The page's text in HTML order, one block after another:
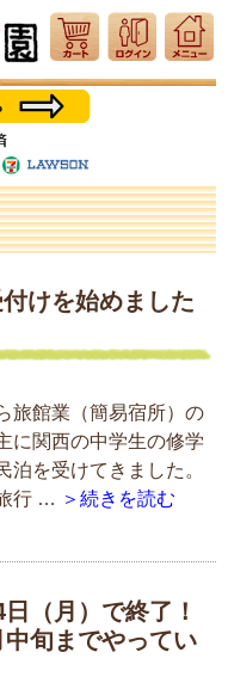
けを始めました
旅館業（簡易宿所）の
に関西の中学生の修学
泊を受けてきました。
行 … ＞続きを読む
（月）で終了！
旬までやってい